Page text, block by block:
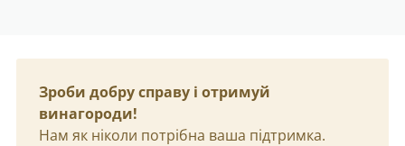
Зроби добру справу і отримуй
винагороди!
Нам як ніколи потрібна ваша підтримка.